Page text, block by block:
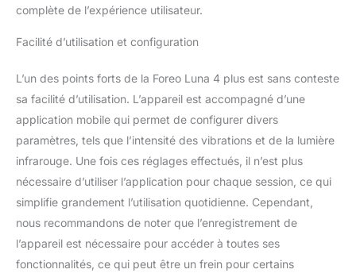
complète de l’expérience utilisateur.
Facilité d’utilisation et configuration
L’un des points forts de la Foreo Luna 4 plus est sans conteste
sa facilité d’utilisation. L’appareil est accompagné d’une
application mobile qui permet de configurer divers
paramètres, tels que l’intensité des vibrations et de la lumière
infrarouge. Une fois ces réglages effectués, il n’est plus
nécessaire d’utiliser l’application pour chaque session, ce qui
simplifie grandement l’utilisation quotidienne. Cependant,
nous recommandons de noter que l’enregistrement de
l’appareil est nécessaire pour accéder à toutes ses
fonctionnalités, ce qui peut être un frein pour certains